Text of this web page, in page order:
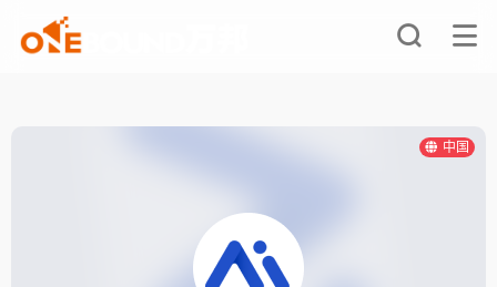
中国